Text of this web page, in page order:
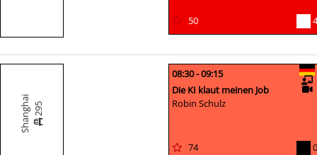
50 4
Shanghai 295
08:30 - 09:15
Die KI klaut meinen Job
Robin Schulz
74 0